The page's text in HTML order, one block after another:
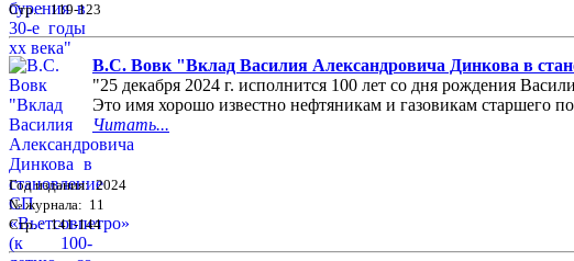
Стр. : 119-123
В.С. Вовк "Вклад Василия Александровича Динкова в
"25 декабря 2024 г. исполнится 100 лет со дня рождения
Это имя хорошо известно нефтяникам и газовикам старшего
Читать...
Год издания: 2024
№ журнала: 11
Стр. : 141-144